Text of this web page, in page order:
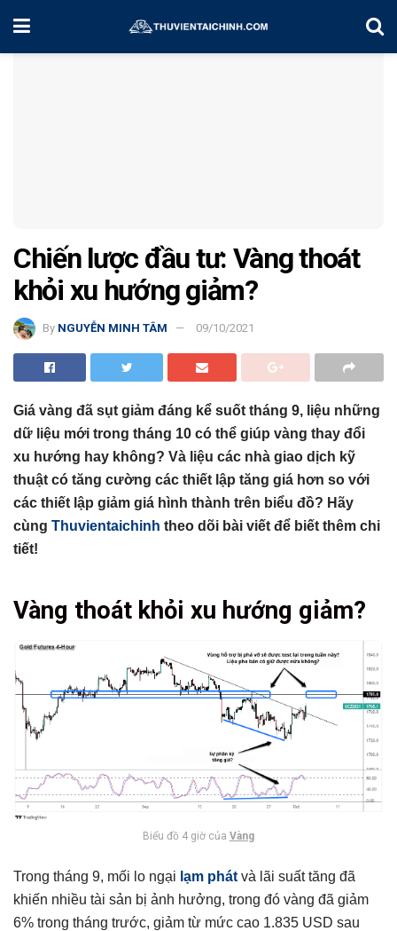
Home
Chiến lược đầu tư: Vàng thoát
khỏi xu hướng giảm?
By NGUYỄN MINH TÂM 09/10/2021
Giá vàng đã sụt giảm đáng kể suốt tháng 9, liệu những
dữ liệu mới trong tháng 10 có thể giúp vàng thay đổi
xu hướng hay không? Và liệu các nhà giao dịch kỹ
thuật có tăng cường các thiết lập tăng giá hơn so với
các thiết lập giảm giá hình thành trên biểu đồ? Hãy
cùng Thuvientaichinh theo dõi bài viết để biết thêm chi
tiết!
Vàng thoát khỏi xu hướng giảm?
Có thể bạn chưa biết
Vàng thoát khỏi xu hướng giảm?
Biểu đồ 4 giờ của Vàng
Trong tháng 9, mối lo ngại lạm phát và lãi suất tăng đã
khiến nhiều tài sản bị ảnh hưởng, trong đó vàng đã giảm
6% trong tháng trước, giảm từ mức cao 1.835 USD sau